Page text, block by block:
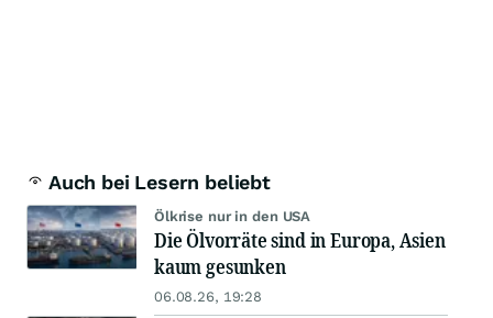
Auch bei Lesern beliebt
Ölkrise nur in den USA
Die Ölvorräte sind in Europa, Asien
kaum gesunken
06.08.26, 19:28